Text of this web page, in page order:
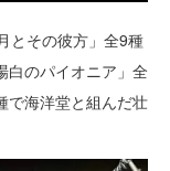
とその彼方」全9種
白のパイオニア」全
で海洋堂と組んだ壮